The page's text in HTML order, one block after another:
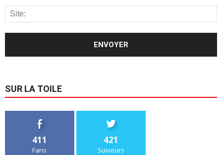
SUR LA TOILE
411
Fans
421
Suiveurs